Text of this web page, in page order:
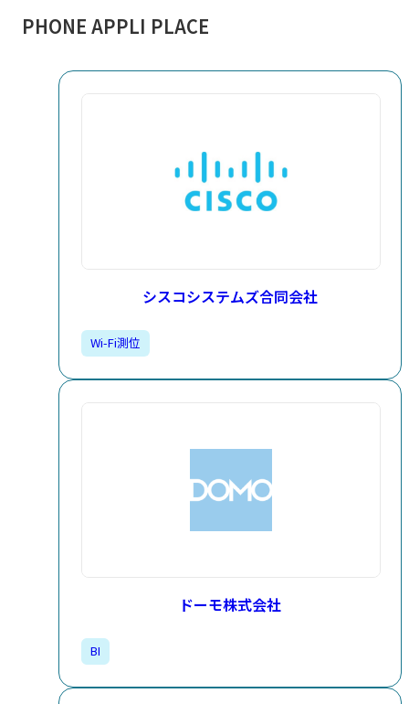
PHONE APPLI PLACE​
シスコシステムズ合同会社
Wi-Fi測位
ドーモ株式会社
BI​